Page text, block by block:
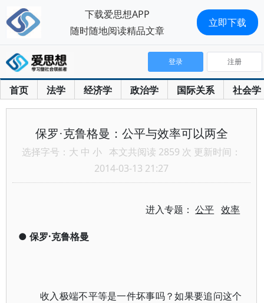
首页 法学 经济学 政治学 国际关系 社会学
登录 注册
保罗·克鲁格曼：公平与效率可以两全
选择字号： 大 中 小 本文共阅读 2859 次 更新时间：
2014-03-13 21:27
进入专题：公平 效率
● 保罗·克鲁格曼
收入极端不平等是一件坏事吗？如果要追问这个
下载爱思想APP
随时随地阅读精品文章
立即下载